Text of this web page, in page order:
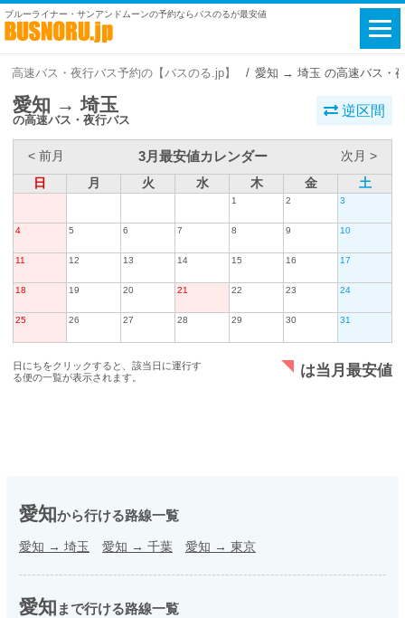
ブルーライナー・サンアンドムーンの予約ならバスのるが最安値
高速バス・夜行バス予約の【バスのる.jp】 愛知 → 埼玉 の高速バス・
愛知 → 埼玉
の高速バス・夜行バス
逆区間
< 前月 3月最安値カレンダー
次月 >
日
月 火 水 木 金 土
1 2 3
4 5 6 7 8 9 10
11 12 13 14 15 16 17
18 19 20 21 22 23 24
25 26 27 28 29 30 31
日にちをクリックすると、該当日に運行す
る便の一覧が表示されます。
は当月最安値
愛知から行ける路線一覧
愛知 → 埼玉 愛知 → 千葉 愛知 → 東京
愛知 まで行ける路線一覧